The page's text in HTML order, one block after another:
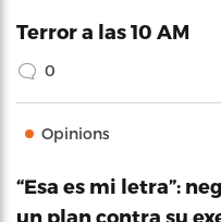
Terror a las 10 AM
0
Opinions
“Esa es mi letra”:
un plan contra su